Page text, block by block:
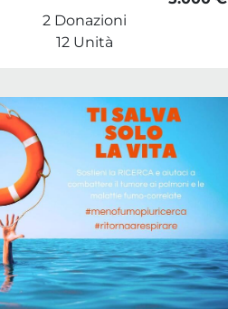
2 Donazioni
12 Unità